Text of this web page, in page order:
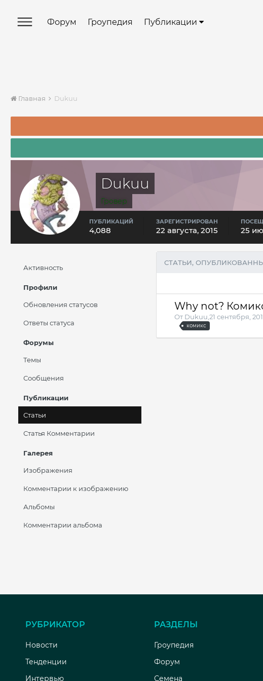
Форум Гроупедия Публикации
Главная Dukuu
Dukuu
Гровер
ПУБЛИКАЦИЙ
4,088
ЗАРЕГИСТРИРОВАН
22 августа, 2015 25
Активность
Профили
Обновления статусов
Ответы статуса
Форумы
Темы
Сообщения
Публикации
Статьи
Статья Комментарии
Галерея
Изображения
Комментарии к изображению
Альбомы
Комментарии альбома
СТАТЬИ,
Why not?
От Dukuu 21 сентября,
комикс
РУБРИКАТОР
Новости
Тенденции
Интервью
РАЗДЕЛЫ
Гроупедия
Форум
Семена